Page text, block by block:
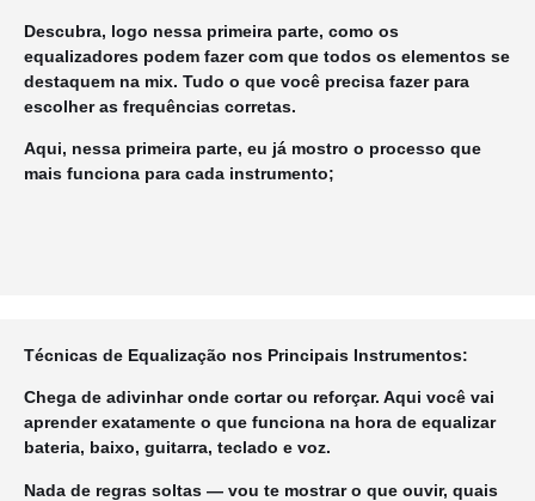
Descubra, logo nessa primeira parte, como os
equalizadores podem fazer com que todos os elementos se
destaquem na mix. Tudo o que você precisa fazer para
escolher as frequências corretas.
Aqui, nessa primeira parte, eu já mostro o processo que
mais funciona para cada instrumento;
Técnicas de Equalização nos Principais Instrumentos:
Chega de adivinhar onde cortar ou reforçar. Aqui você vai
aprender exatamente o que funciona na hora de equalizar
bateria, baixo, guitarra, teclado e voz.
Nada de regras soltas — vou te mostrar o que ouvir, quais